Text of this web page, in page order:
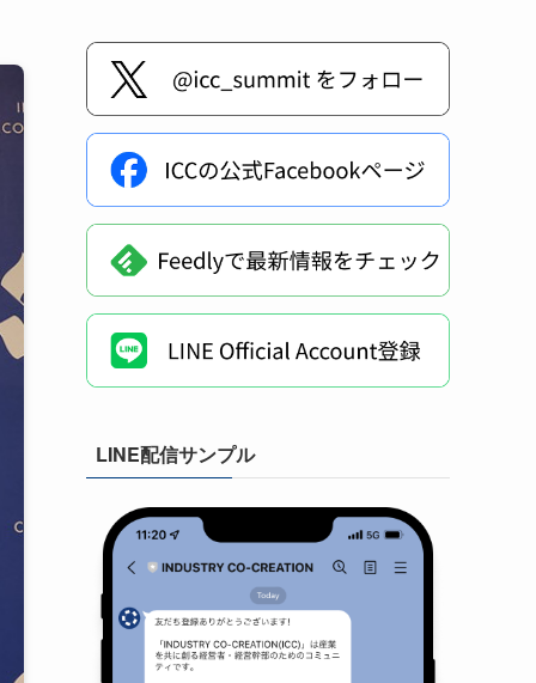
LINE配信サンプル